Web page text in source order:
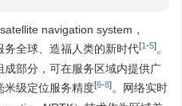
navigation system，
务全球、造福人类的新时代[1-5]。
部分，可在服务区域内提供广
米级定位服务精度[6-8]。网络实时